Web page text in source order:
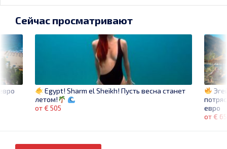
евро
от €
Сейчас просматривают
Egypt! Sharm el Sheikh! Пусть весна станет
летом!
от € 505